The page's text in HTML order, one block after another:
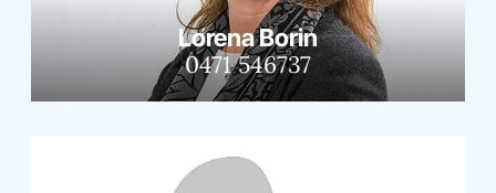
Lorena Borin
0471 546737